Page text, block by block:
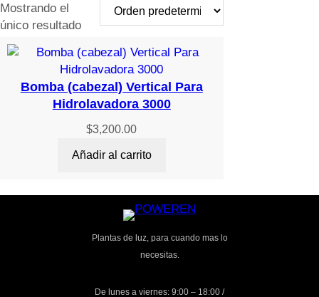
Mostrando el
único resultado
Bomba (cabezal) Vertical Para
Hidrolavadora 3000
$3,200.00
Añadir al carrito
Plantas de luz, para cuando mas lo
necesitas.
De lunes a viernes: 9:00 – 18:00 /